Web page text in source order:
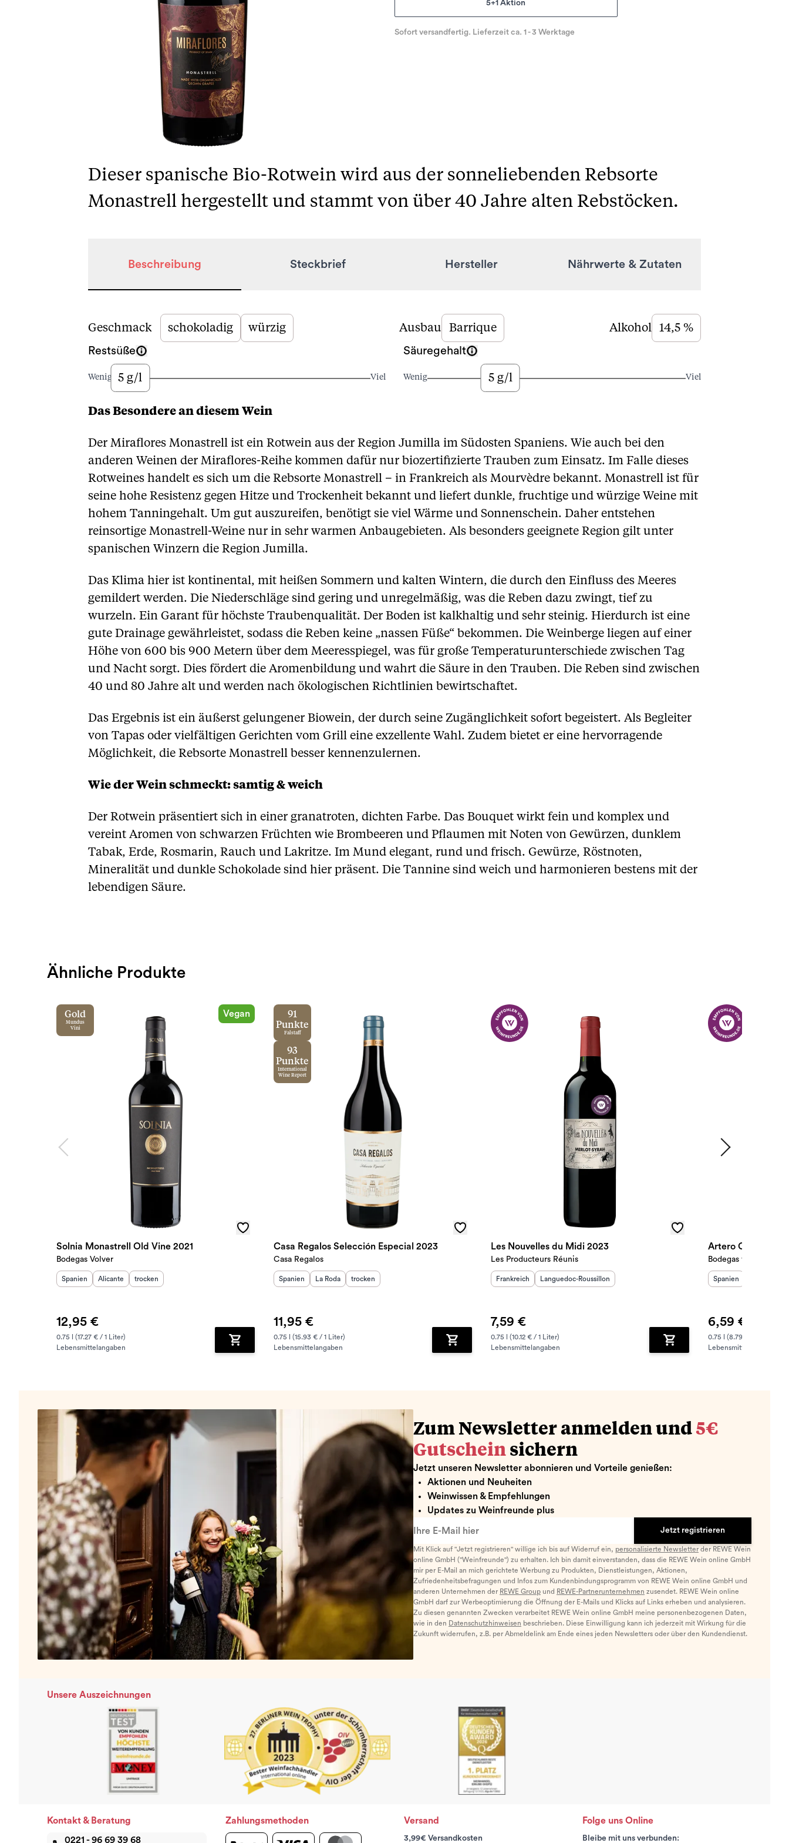
5+1 Aktion
Sofort versandfertig. Lieferzeit ca. 1 - 3 Werktage
Dieser spanische Bio-Rotwein wird aus der sonneliebenden Rebsorte
Monastrell hergestellt und stammt von über 40 Jahre alten Rebstöcken.
Beschreibung Steckbrief Hersteller Nährwerte & Zutaten
Beschreibung
Geschmack schokoladig würzig Ausbau Barrique Alkohol
14,5 %
Restsüße
Wenig 5 g/l Viel
Säuregehalt
Wenig 5 g/l Viel
Das Besondere an diesem Wein
Der Miraflores Monastrell ist ein Rotwein aus der Region Jumilla im Südosten Spaniens. Wie auch bei den
anderen Weinen der Miraflores-Reihe kommen dafür nur biozertifizierte Trauben zum Einsatz. Im Falle dieses
Rotweines handelt es sich um die Rebsorte Monastrell – in Frankreich als Mourvèdre bekannt. Monastrell ist für
seine hohe Resistenz gegen Hitze und Trockenheit bekannt und liefert dunkle, fruchtige und würzige Weine mit
hohem Tanningehalt. Um gut auszureifen, benötigt sie viel Wärme und Sonnenschein. Daher entstehen
reinsortige Monastrell-Weine nur in sehr warmen Anbaugebieten. Als besonders geeignete Region gilt unter
spanischen Winzern die Region Jumilla.
Das Klima hier ist kontinental, mit heißen Sommern und kalten Wintern, die durch den Einfluss des Meeres
gemildert werden. Die Niederschläge sind gering und unregelmäßig, was die Reben dazu zwingt, tief zu
wurzeln. Ein Garant für höchste Traubenqualität. Der Boden ist kalkhaltig und sehr steinig. Hierdurch ist eine
gute Drainage gewährleistet, sodass die Reben keine „nassen Füße“ bekommen. Die Weinberge liegen auf einer
Höhe von 600 bis 900 Metern über dem Meeresspiegel, was für große Temperaturunterschiede zwischen Tag
und Nacht sorgt. Dies fördert die Aromenbildung und wahrt die Säure in den Trauben. Die Reben sind zwischen
40 und 80 Jahre alt und werden nach ökologischen Richtlinien bewirtschaftet.
Das Ergebnis ist ein äußerst gelungener Biowein, der durch seine Zugänglichkeit sofort begeistert. Als Begleiter
von Tapas oder vielfältigen Gerichten vom Grill eine exzellente Wahl. Zudem bietet er eine hervorragende
Möglichkeit, die Rebsorte Monastrell besser kennenzulernen.
Wie der Wein schmeckt: samtig & weich
Der Rotwein präsentiert sich in einer granatroten, dichten Farbe. Das Bouquet wirkt fein und komplex und
vereint Aromen von schwarzen Früchten wie Brombeeren und Pflaumen mit Noten von Gewürzen, dunklem
Tabak, Erde, Rosmarin, Rauch und Lakritze. Im Mund elegant, rund und frisch. Gewürze, Röstnoten,
Mineralität und dunkle Schokolade sind hier präsent. Die Tannine sind weich und harmonieren bestens mit der
lebendigen Säure.
Ähnliche Produkte
Gold
Mundus
Vini
Vegan
Solnia Monastrell Old Vine 2021
Bodegas Volver
Herkunftsland:
Spanien Herkunftsregion:
Alicante Geschmack
trocken
12,95 €
0.75 l (17.27 € / 1 Liter)
Lebensmittelangaben
Zum Warenkorb hinzufügen
91
Punkte
Falstaff
93
Punkte
International
Wine Report
Casa Regalos Selección Especial 2023
Casa Regalos
Herkunftsland
Spanien Herkunftsregion:
La Roda Geschmack
trocken
11,95 €
0.75 l (15.93 € / 1 Liter)
Lebensmittelangaben
Zum Warenkorb hinzufügen
Les Nouvelles du Midi 2023
Les Producteurs Réunis
Herkunftsland :
Frankreich Herkunftsregion:
Languedoc-Roussillon
7,59 €
0.75 l (10.12 € / 1 Liter)
Lebensmittelangaben
Zum Warenkorb hinzufügen
Artero Colección
Bodegas y Viñedos
Herkunftsland
Spanien
6,59 €
0.75 l (8.79 € / 1 Liter)
Lebensmittelangaben
Zum Newsletter anmelden und 5€
Gutschein sichern
Jetzt unseren Newsletter abonnieren und Vorteile genießen:
Aktionen und Neuheiten
Weinwissen & Empfehlungen
Updates zu Weinfreunde plus
Jetzt registrieren
Mit Klick auf "Jetzt registrieren" willige ich bis auf Widerruf ein, personalisierte Newsletterder REWE Wein
online GmbH ("Weinfreunde") zu erhalten. Ich bin damit einverstanden, dass die REWE Wein online GmbH
mir per E-Mail an mich gerichtete Werbung zu Produkten, Dienstleistungen, Aktionen,
Zufriedenheitsbefragungen und Infos zum Kundenbindungsprogramm von REWE Wein online GmbH und
anderen Unternehmen der REWE Group und REWE-Partnerunternehmen zusendet. REWE Wein online
GmbH darf zur Werbeoptimierung die Öffnung der E-Mails und Klicks auf Links erheben und analysieren.
Zu diesen genannten Zwecken verarbeitet REWE Wein online GmbH meine personenbezogenen Daten,
wie in den Datenschutzhinweisen beschrieben. Diese Einwilligung kann ich jederzeit mit Wirkung für die
Zukunft widerrufen, z.B. per Abmeldelink am Ende eines jeden Newsletters oder über den Kundendienst.
Unsere Auszeichnungen
Kontakt & Beratung
0221 - 96 69 39 68
Zahlungsmethoden Versand
3,99€ Versandkosten
Folge uns Online
Bleibe mit uns verbunden: